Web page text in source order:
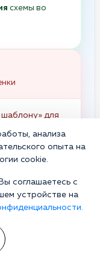
схемы во
шаблону» для
и
по
анализа
опыта на
cookie.
соглашаетесь с
устройстве на